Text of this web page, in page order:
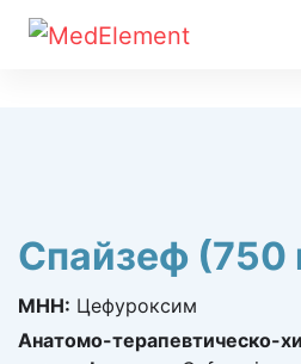
Спайзеф (750
МНН: Цефуроксим
Анатомо-терапевтическо-